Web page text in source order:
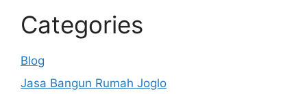
Categories
Blog
Jasa Bangun Rumah Joglo